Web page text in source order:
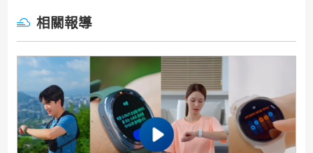
相關報導